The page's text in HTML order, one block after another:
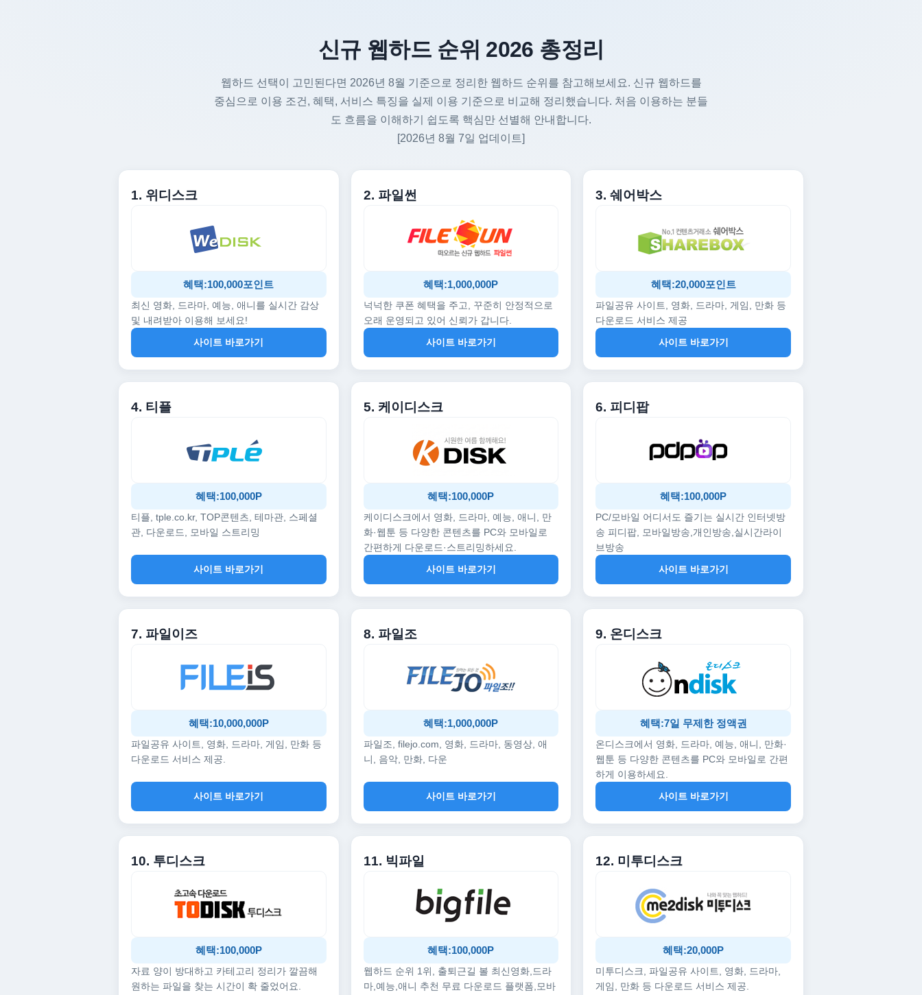
신규 웹하드 순위 2026 총정리
웹하드 선택이 고민된다면 2026년 8월 기준으로 정리한 웹하드 순위를 참고해보세요. 신규 웹하드를
중심으로 이용 조건, 혜택, 서비스 특징을 실제 이용 기준으로 비교해 정리했습니다. 처음 이용하는 분들
도 흐름을 이해하기 쉽도록 핵심만 선별해 안내합니다.
[2026년 8월 7일 업데이트]
1. 위디스크
혜택:100,000포인트
최신 영화, 드라마, 예능, 애니를 실시간 감상
및 내려받아 이용해 보세요!
사이트 바로가기
2. 파일썬
혜택:1,000,000P
넉넉한 쿠폰 혜택을 주고, 꾸준히 안정적으로
오래 운영되고 있어 신뢰가 갑니다.
사이트 바로가기
3. 쉐어박스
혜택:20,000포인트
파일공유 사이트, 영화, 드라마, 게임, 만화 등
다운로드 서비스 제공
사이트 바로가기
4. 티플
혜택:100,000P
티플, tple.co.kr, TOP콘텐츠, 테마관, 스페셜
관, 다운로드, 모바일 스트리밍
사이트 바로가기
5. 케이디스크
혜택:100,000P
케이디스크에서 영화, 드라마, 예능, 애니, 만
화·웹툰 등 다양한 콘텐츠를 PC와 모바일로
간편하게 다운로드·스트리밍하세요.
사이트 바로가기
6. 피디팝
혜택:100,000P
PC/모바일 어디서도 즐기는 실시간 인터넷방
송 피디팝, 모바일방송,개인방송,실시간라이
브방송
사이트 바로가기
7. 파일이즈
혜택:10,000,000P
파일공유 사이트, 영화, 드라마, 게임, 만화 등
다운로드 서비스 제공.
사이트 바로가기
8. 파일조
혜택:1,000,000P
파일조, filejo.com, 영화, 드라마, 동영상, 애
니, 음악, 만화, 다운
사이트 바로가기
9. 온디스크
혜택:7일 무제한 정액권
온디스크에서 영화, 드라마, 예능, 애니, 만화·
웹툰 등 다양한 콘텐츠를 PC와 모바일로 간편
하게 이용하세요.
사이트 바로가기
10. 투디스크
혜택:100,000P
자료 양이 방대하고 카테고리 정리가 깔끔해
원하는 파일을 찾는 시간이 확 줄었어요.
11. 빅파일
혜택:100,000P
웹하드 순위 1위, 출퇴근길 볼 최신영화,드라
마,예능,애니 추천 무료 다운로드 플랫폼,모바
12. 미투디스크
혜택:20,000P
미투디스크, 파일공유 사이트, 영화, 드라마,
게임, 만화 등 다운로드 서비스 제공.